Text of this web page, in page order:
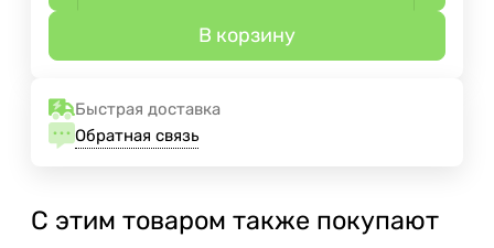
В корзину
Быстрая доставка
Обратная связь
С этим товаром также покупают